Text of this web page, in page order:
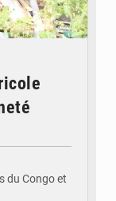
du Congo et